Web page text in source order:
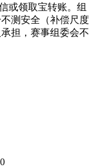
或领取宝转账。组
测安全（补偿尺度
担，赛事组委会不